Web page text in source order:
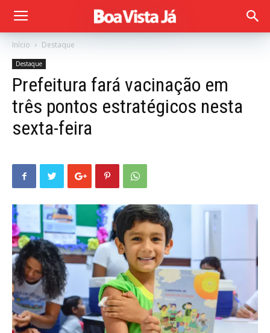
Início Destaque
Destaque
Prefeitura fará vacinação em
três pontos estratégicos nesta
sexta-feira